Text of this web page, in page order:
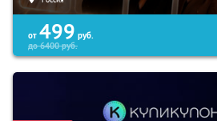
от 499 руб.
до6400руб.